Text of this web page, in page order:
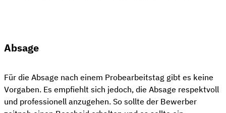
Absage
Für die Absage nach einem Probearbeitstag gibt es keine
Vorgaben. Es empfiehlt sich jedoch, die Absage respektvoll
und professionell anzugehen. So sollte der Bewerber